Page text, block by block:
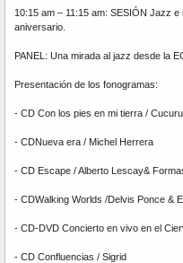
10:15 am – 11:15 am: SESIÓN Jazz
aniversario.
PANEL: Una mirada al jazz desde la
Presentación de los fonogramas:
- CD Con los pies en mi tierra /
- CDNueva era / Michel Herrera
- CD Escape / Alberto Lescay&
- CDWalking Worlds /Delvis Ponce &
- CD-DVD Concierto en vivo en el
- CD Confluencias / Sigrid